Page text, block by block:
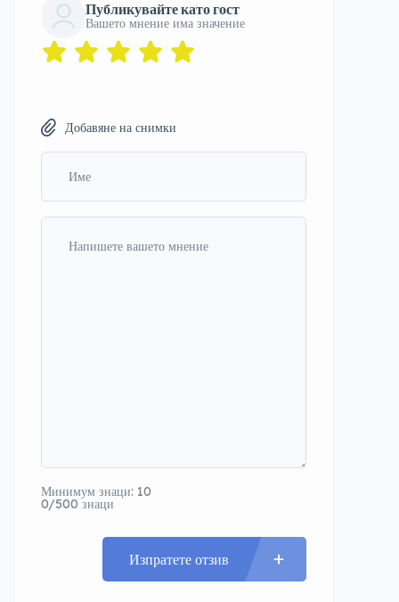
Публикувайте като гост
Вашето мнение има значение
Добавяне на снимки
Минимум знаци: 10
0/500 знаци
Изпратете отзив